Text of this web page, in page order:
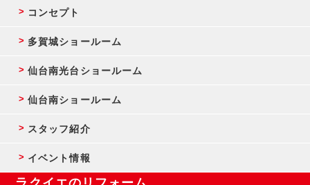
コンセプト
多賀城ショールーム
仙台南光台ショールーム
仙台南ショールーム
スタッフ紹介
イベント情報